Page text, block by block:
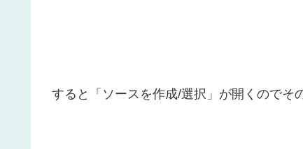
すると「ソースを作成/選択」が開くのでそ